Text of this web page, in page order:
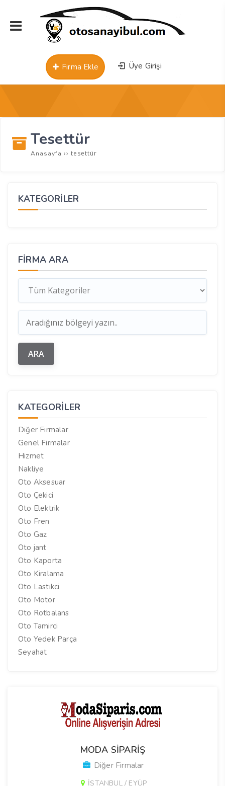
Üye Girişi
Firma Ekle
Tesettür
Anasayfa ›› tesettür
KATEGORİLER
FIRMA ARA
KATEGORILER
Diğer Firmalar
Genel Firmalar
Hizmet
Nakliye
Oto Aksesuar
Oto Çekici
Oto Elektrik
Oto Fren
Oto Gaz
Oto jant
Oto Kaporta
Oto Kiralama
Oto Lastikci
Oto Motor
Oto Rotbalans
Oto Tamirci
Oto Yedek Parça
Seyahat
MODA SİPARİŞ
Diğer Firmalar
İSTANBUL / EYÜP